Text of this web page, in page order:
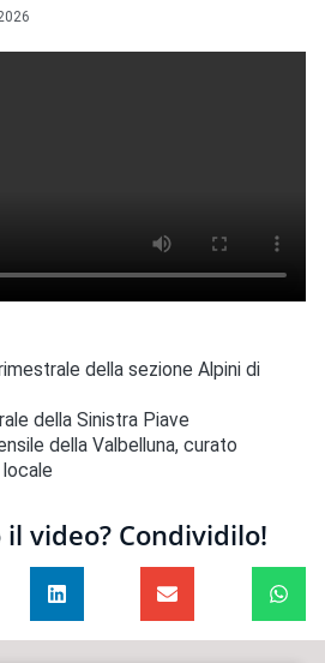
della sezione Alpini di
della Sinistra Piave
della Valbelluna, curato
locale
video? Condividilo!